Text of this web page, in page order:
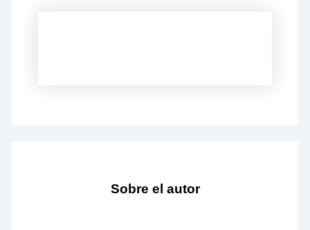
Sobre el autor